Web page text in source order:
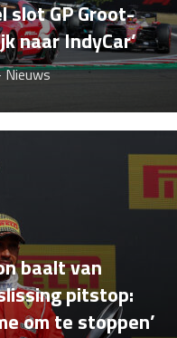
slot GP Groot-
naar IndyCar’
Nieuws
baalt van
pitstop:
om te stoppen’